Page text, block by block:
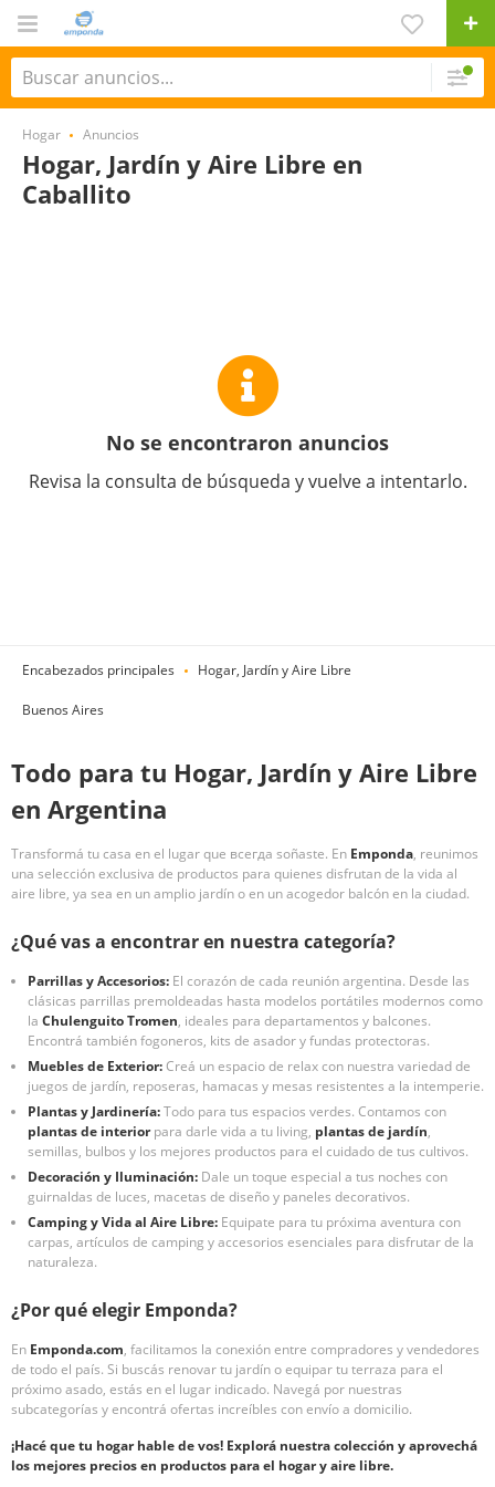
Hogar Anuncios
Hogar, Jardín y Aire Libre en
Caballito
No se encontraron anuncios
Revisa la consulta de búsqueda y vuelve a intentarlo.
Encabezados principales Hogar, Jardín y Aire Libre
Buenos Aires
Todo para tu Hogar, Jardín y Aire Libre
en Argentina
Transformá tu casa en el lugar que всегда soñaste. En Emponda, reunimos
una selección exclusiva de productos para quienes disfrutan de la vida al
aire libre, ya sea en un amplio jardín o en un acogedor balcón en la ciudad.
¿Qué vas a encontrar en nuestra categoría?
Parrillas y Accesorios: El corazón de cada reunión argentina. Desde las
clásicas parrillas premoldeadas hasta modelos portátiles modernos como
la Chulenguito Tromen, ideales para departamentos y balcones.
Encontrá también fogoneros, kits de asador y fundas protectoras.
Muebles de Exterior:Creá un espacio de relax con nuestra variedad de
juegos de jardín, reposeras, hamacas y mesas resistentes a la intemperie.
Plantas y Jardinería:Todo para tus espacios verdes. Contamos con
plantas de interiorpara darle vida a tu living, plantas de jardín,
semillas, bulbos y los mejores productos para el cuidado de tus cultivos.
Decoración y Iluminación: Dale un toque especial a tus noches con
guirnaldas de luces, macetas de diseño y paneles decorativos.
Camping y Vida al Aire Libre: Equipate para tu próxima aventura con
carpas, artículos de camping y accesorios esenciales para disfrutar de la
naturaleza.
¿Por qué elegir Emponda?
En Emponda.com, facilitamos la conexión entre compradores y vendedores
de todo el país. Si buscás renovar tu jardín o equipar tu terraza para el
próximo asado, estás en el lugar indicado. Navegá por nuestras
subcategorías y encontrá ofertas increíbles con envío a domicilio.
¡Hacé que tu hogar hable de vos! Explorá nuestra colección y aprovechá
los mejores precios en productos para el hogar y aire libre.